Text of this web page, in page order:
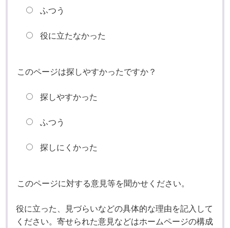
ふつう
役に立たなかった
このページは探しやすかったですか？
探しやすかった
ふつう
探しにくかった
このページに対する意見等を聞かせください。
役に立った、見づらいなどの具体的な理由を記入して
ください。寄せられた意見などはホームページの構成